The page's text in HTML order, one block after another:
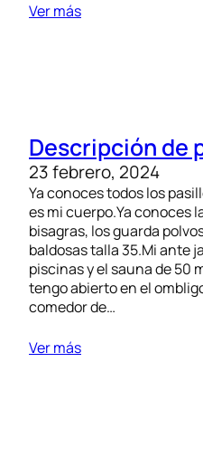
Ver más
Descripción de
23 febrero, 2024
Ya conoces todos los
es mi cuerpo.Ya conoces
bisagras, los guarda
baldosas talla 35.Mi ante
piscinas y el sauna de 50
tengo abierto en el
comedor de…
Ver más